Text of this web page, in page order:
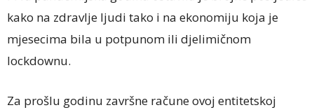
kako na zdravlje ljudi tako i na ekonomiju koja je
mjesecima bila u potpunom ili djelimičnom
lockdownu.
Za prošlu godinu završne račune ovoj entitetskoj